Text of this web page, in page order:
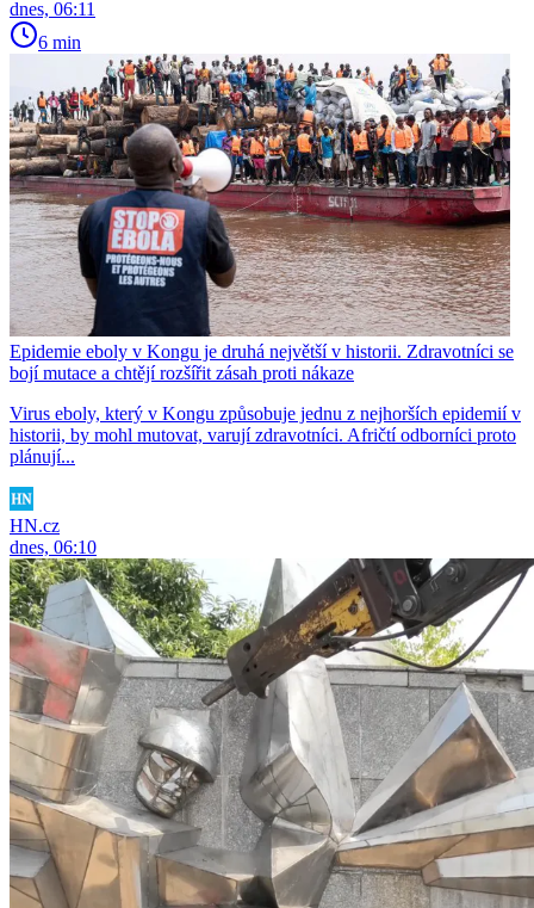
dnes, 06:11
6 min
Epidemie eboly v Kongu je druhá největší v historii. Zdravotníci se
bojí mutace a chtějí rozšířit zásah proti nákaze
Virus eboly, který v Kongu způsobuje jednu z nejhorších epidemií v
historii, by mohl mutovat, varují zdravotníci. Afričtí odborníci proto
plánují...
HN.cz
dnes, 06:10